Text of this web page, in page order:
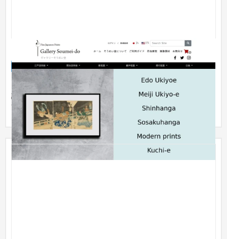
ギャラリーそうめい堂
ECサイト 流通・小売 201〜300万円
既存ECサイトのフルリニューアル 既存商品のインポート、多言
語対応、自動サイトマップ生成含むSEO対策の為のシステム機
能を実装